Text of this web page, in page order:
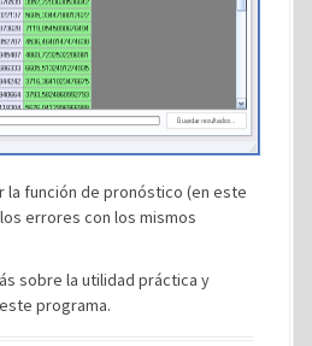
la función de pronóstico (en este
errores con los mismos
sobre la utilidad práctica y
programa.